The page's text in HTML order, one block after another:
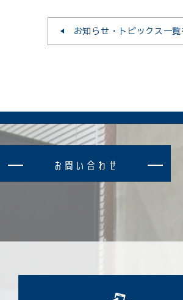
お知らせ・トピックス一
お 問 い 合 わ せ